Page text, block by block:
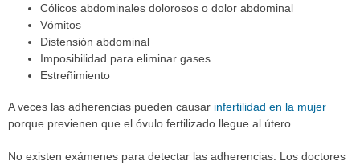
Cólicos abdominales dolorosos o dolor abdominal
Vómitos
Distensión abdominal
Imposibilidad para eliminar gases
Estreñimiento
A veces las adherencias pueden causar infertilidad en la mujer
porque previenen que el óvulo fertilizado llegue al útero.
No existen exámenes para detectar las adherencias. Los doctores